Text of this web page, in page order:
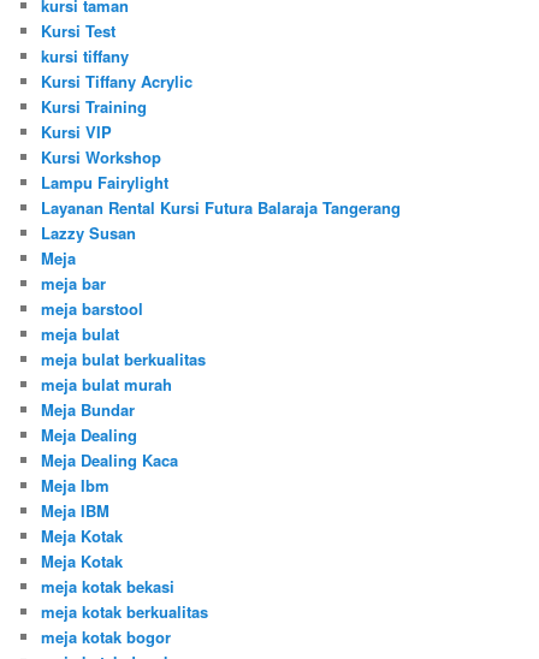
kursi taman
Kursi Test
kursi tiffany
Kursi Tiffany Acrylic
Kursi Training
Kursi VIP
Kursi Workshop
Lampu Fairylight
Layanan Rental Kursi Futura Balaraja Tangerang
Lazzy Susan
Meja
meja bar
meja barstool
meja bulat
meja bulat berkualitas
meja bulat murah
Meja Bundar
Meja Dealing
Meja Dealing Kaca
Meja Ibm
Meja IBM
Meja Kotak
Meja Kotak
meja kotak bekasi
meja kotak berkualitas
meja kotak bogor